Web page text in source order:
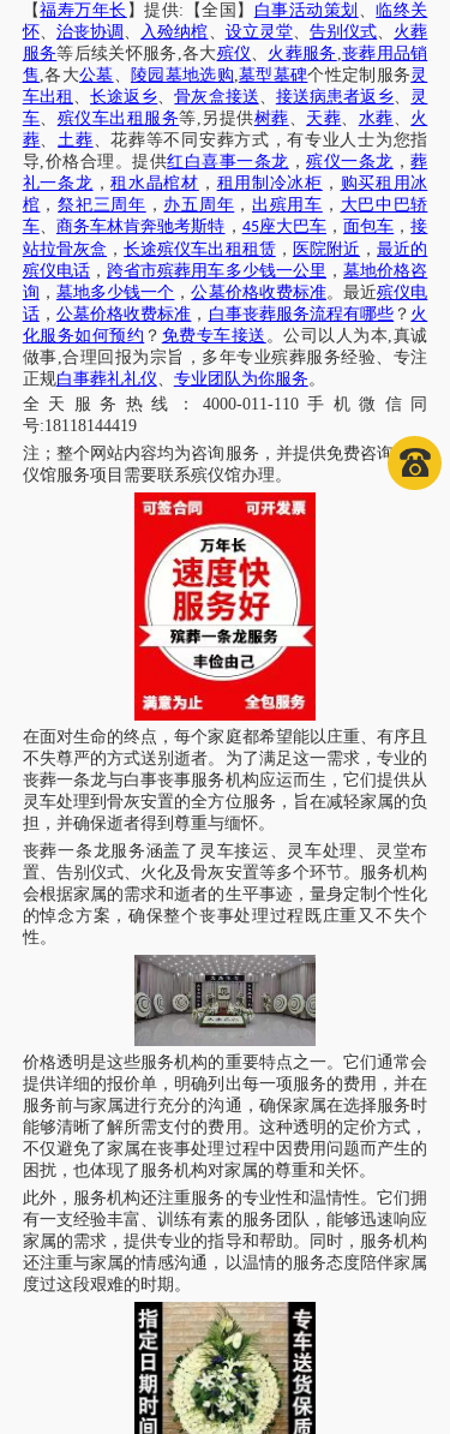
【福寿万年长 】提供:【全国】 白事活动策划 、临终关
怀、 治丧协调 、 入殓纳棺、 设立灵堂、 告别仪式、 火葬
服务等后续关怀服务 ,各大殡仪、 火葬服务 ,丧葬用品销
售,各大公墓、 陵园墓地选购,墓型墓碑个性定制服务 灵
车出租 、长途返乡、骨灰盒接送、 接送病患者返乡、
灵
车、 殡仪车出租服务等,另提供树葬、 天葬、 水葬、 火
葬、土葬、花葬等不同安葬方式，有专业人士为您指
导,价格合理。提供红白喜事一条龙 ，殡仪一条龙 ，葬
礼一条龙 ，租水晶棺材 ， 租用制冷冰柜 ， 购买租用冰
棺 ，祭祀三周年 ， 办五周年 ， 出殡用车 ， 大巴中巴轿
车、 商务车林肯奔驰考斯特 ， 45座大巴车， 面包车 ，接
站拉骨灰盒 ，长途殡仪车出租租赁， 医院附近 ，最近的
殡仪电话 ，跨省市殡葬用车多少钱一公里 ，墓地价格咨
询 ， 墓地多少钱一个 ，公墓价格收费标准。最近殡仪电
话， 公墓价格收费标准 ， 白事丧葬服务流程有哪些 ？ 火
化服务如何预约 ？ 免费专车接送 。公司以人为本,真诚
做事,合理回报为宗旨，多年专业殡葬服务经验、专注
正规白事葬礼礼仪、 专业团队为你服务。
全天服务热线
： 4000-011-110手机微信同
号:18118144419
注； 整个网站内容均为咨询服务，并提供免费咨询，殡
仪馆服务项目需要联系殡仪馆办理。
在面对生命的终点，每个家庭都希望能以庄重、有序且
不失尊严的方式送别逝者。为了满足这一需求，专业的
丧葬一条龙与白事丧事服务机构应运而生，它们提供从
灵车处理到骨灰安置的全方位服务，旨在减轻家属的负
担，并确保逝者得到尊重与缅怀。
丧葬一条龙服务涵盖了 灵车接运、 灵车处理、灵堂布
置、告别仪式、火化及骨灰安置等多个环节。服务机构
会根据家属的需求和逝者的生平事迹，量身定制个性化
的悼念方案，确保整个丧事处理过程既庄重又不失个
性。
价格透明是这些服务机构的重要特点之一。它们通常会
提供详细的报价单，明确列出每一项服务的费用，并在
服务前与家属进行充分的沟通，确保家属在选择服务时
能够清晰了解所需支付的费用。这种透明的定价方式，
不仅避免了家属在丧事处理过程中因费用问题而产生的
困扰，也体现了服务机构对家属的尊重和关怀。
此外，服务机构还注重服务的专业性和温情性。它们拥
有一支经验丰富、训练有素的服务团队，能够迅速响应
家属的需求，提供专业的指导和帮助。同时，服务机构
还注重与家属的情感沟通，以温情的服务态度陪伴家属
度过这段艰难的时期。